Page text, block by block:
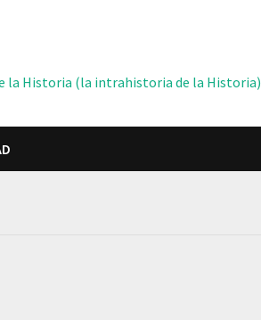
la Historia (la intrahistoria de la Historia)